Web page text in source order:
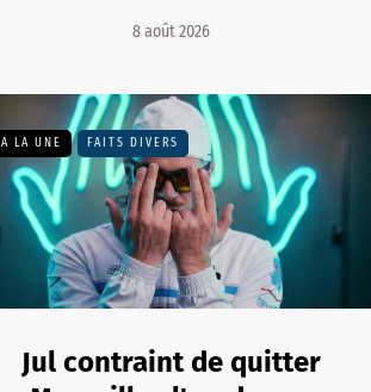
8 août 2026
A LA UNE FAITS DIVERS
Jul contraint de quitter